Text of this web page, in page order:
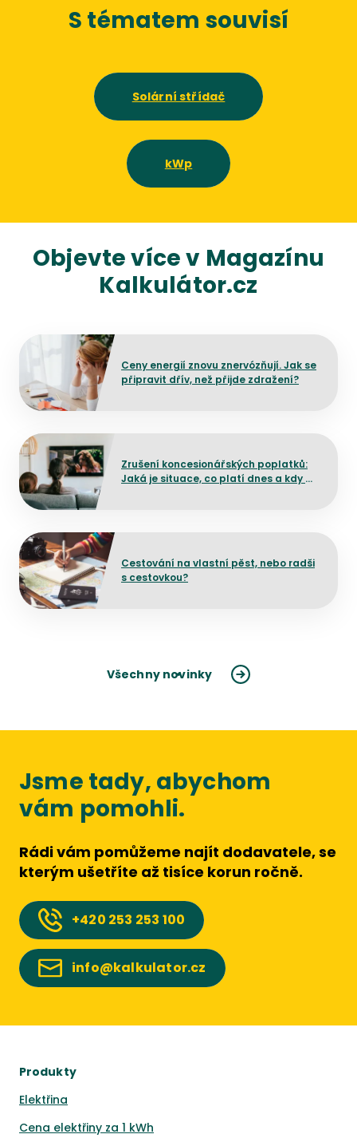
S tématem souvisí
Solární střídač
kWp
Objevte více v Magazínu
Kalkulátor.cz
Ceny energií znovu znervózňují. Jak se
připravit dřív, než přijde zdražení?
Přejít na detail článku
Zrušení koncesionářských poplatků:
Jaká je situace, co platí dnes a kdy by
Přejít na detail článku
Cestování na vlastní pěst, nebo radši
s cestovkou?
Přejít na detail článku
Všechny novinky
Jsme tady, abychom
vám pomohli.
Rádi vám pomůžeme najít dodavatele, se
kterým ušetříte až tisíce korun ročně.
+420 253 253 100
info@kalkulator.cz
Produkty
Elektřina
Cena elektřiny za 1 kWh